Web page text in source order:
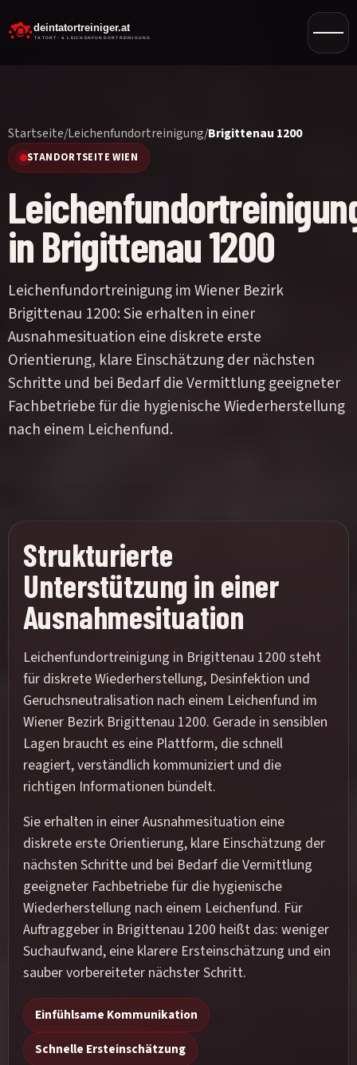
Startseite/Leichenfundortreinigung/Brigittenau 1200
STANDORTSEITE WIEN
in Brigittenau 1200
Leichenfundortreinigung im Wiener Bezirk
Brigittenau 1200: Sie erhalten in einer
Ausnahmesituation eine diskrete erste
Orientierung, klare Einschätzung der nächsten
Schritte und bei Bedarf die Vermittlung geeigneter
Fachbetriebe für die hygienische Wiederherstellung
nach einem Leichenfund.
Strukturierte
Unterstützung in einer
Ausnahmesituation
Leichenfundortreinigung in Brigittenau 1200 steht
für diskrete Wiederherstellung, Desinfektion und
Geruchsneutralisation nach einem Leichenfund im
Wiener Bezirk Brigittenau 1200. Gerade in sensiblen
Lagen braucht es eine Plattform, die schnell
reagiert, verständlich kommuniziert und die
richtigen Informationen bündelt.
Sie erhalten in einer Ausnahmesituation eine
diskrete erste Orientierung, klare Einschätzung der
nächsten Schritte und bei Bedarf die Vermittlung
geeigneter Fachbetriebe für die hygienische
Wiederherstellung nach einem Leichenfund. Für
Auftraggeber in Brigittenau 1200 heißt das: weniger
Suchaufwand, eine klarere Ersteinschätzung und ein
sauber vorbereiteter nächster Schritt.
Einfühlsame Kommunikation
Schnelle Ersteinschätzung